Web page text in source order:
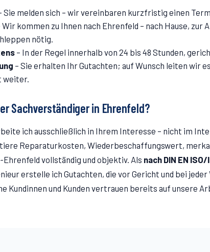
Sie melden sich – wir vereinbaren kurzfristig einen
Wir kommen zu Ihnen nach Ehrenfeld – nach Hause, zur
nötig.
– In der Regel innerhalb von 24 bis 48 Stunden,
– Sie erhalten Ihr Gutachten; auf Wunsch leiten wir
weiter.
Sachverständiger in Ehrenfeld?
ich ausschließlich in Ihrem Interesse – nicht im
Reparaturkosten, Wiederbeschaffungswert,
Ehrenfeld vollständig und objektiv. Als nach DIN EN
erstelle ich Gutachten, die vor Gericht und bei jeder
Kundinnen und Kunden vertrauen bereits auf unsere